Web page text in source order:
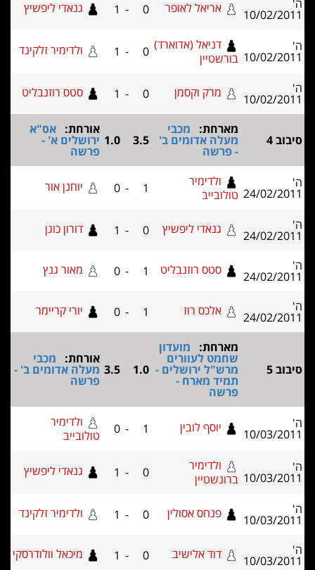
10/02/ אריאל לאופר 0
- גנאדי ליפשיץ
10/02/
דניאל (אדוארד)
בורשטיין
0
- ולדימיר זלקינד
10/02/ מרק וקסמן - סטס רוזנבליט
4
מארחת:מכבי
מעלה אדומים ב'
- פרשה
3.5
1.0
אורחת:אס"א
ירושלים א' -
פרשה
24/02/
ולדימיר
טולובייב
יוחנן אור
24/02/ גנאדי ליפשיץ 0
- דורון כוגן
24/02/ סטס רוזנבליט 1 מאור גנץ
24/02/ אלכס רוז יורי קריימר
5
מארחת:מועדון
שחמט לעוורים
מרש"ל ירושלים -
תמיד מארח -
פרשה
1.0
3.5
אורחת:מכבי
מעלה אדומים ב' -
פרשה
10/03/ יוסף לובין
ולדימיר
טולובייב
10/03/
ולדימיר
ברונשטיין
- גנאדי ליפשיץ
10/03/ פנחס אסולין 0
- ולדימיר זלקינד
10/03/ דוד אלישיב - מיכאל וולודרסקי